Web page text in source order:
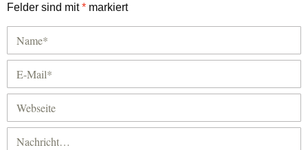
Felder sind mit* markiert